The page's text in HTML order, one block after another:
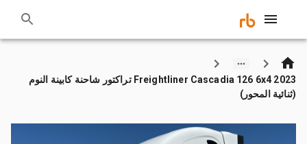
2023 Freightliner Cascadia 126 6x4 تراكتور شاحنة كابينة النوم
(ثنائية المحور)